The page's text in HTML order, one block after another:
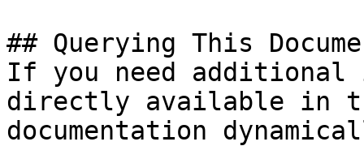
## Querying This
If you need
directly available in
documentation